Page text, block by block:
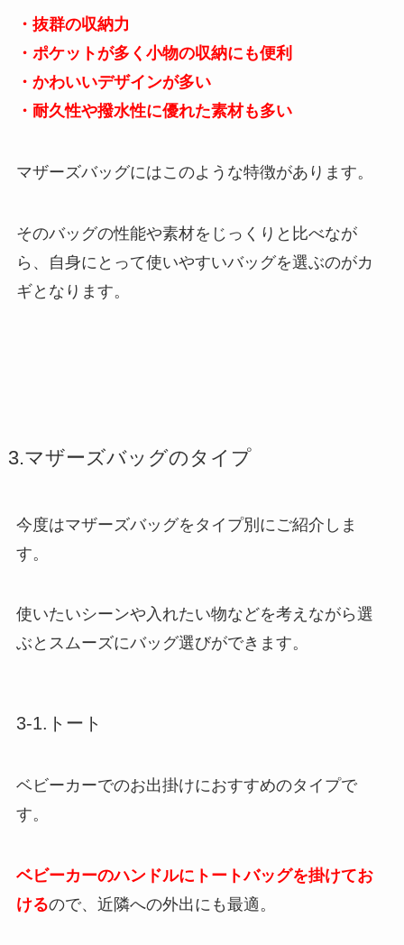
・抜群の収納力
・ポケットが多く小物の収納にも便利
・かわいいデザインが多い
・耐久性や撥水性に優れた素材も多い
マザーズバッグにはこのような特徴があります。
そのバッグの性能や素材をじっくりと比べなが
ら、自身にとって使いやすいバッグを選ぶのがカ
ギとなります。
3.マザーズバッグのタイプ
今度はマザーズバッグをタイプ別にご紹介しま
す。
使いたいシーンや入れたい物などを考えながら選
ぶとスムーズにバッグ選びができます。
3-1.トート
ベビーカーでのお出掛けにおすすめのタイプで
す。
ベビーカーのハンドルにトートバッグを掛けてお
けるので、近隣への外出にも最適。